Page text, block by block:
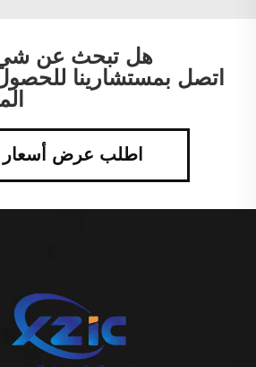
هل تبحث عن
اتصل بمستشارينا
اطلب عرض أسعار